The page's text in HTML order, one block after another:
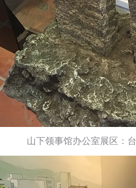
山下领事馆办公室展区：